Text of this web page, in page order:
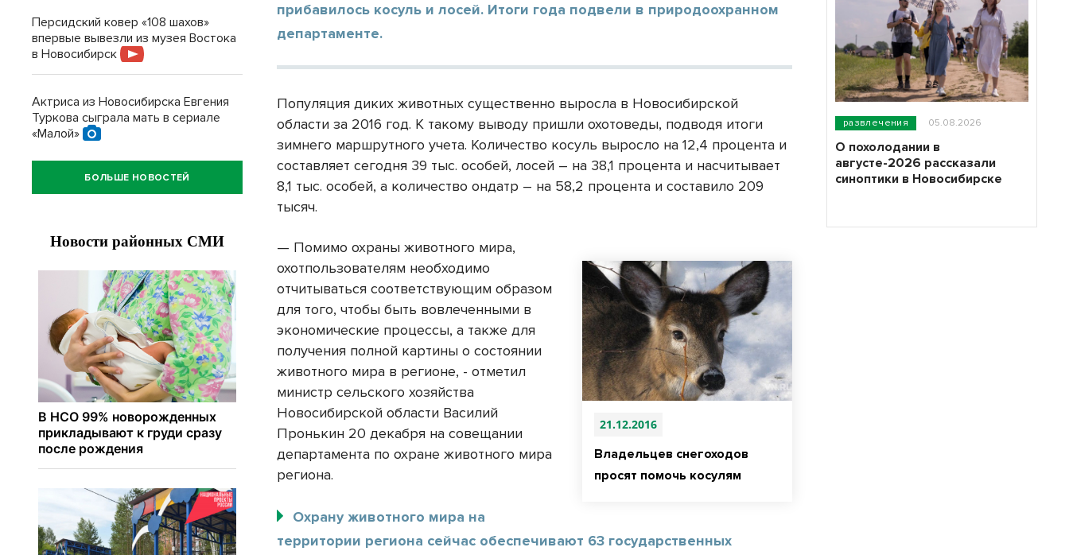
прибавилось косуль и лосей. Итоги года подвели в природоохранном
департаменте.
Популяция диких животных существенно выросла в Новосибирской
области за 2016 год. К такому выводу пришли охотоведы, подводя итоги
зимнего маршрутного учета. Количество косуль выросло на 12,4 процента и
составляет сегодня 39 тыс. особей, лосей – на 38,1 процента и насчитывает
8,1 тыс. особей, а количество ондатр – на 58,2 процента и составило 209
тысяч.
21.12.2016
Владельцев снегоходов
просят помочь косулям
— Помимо охраны животного мира,
охотпользователям необходимо
отчитываться соответствующим образом
для того, чтобы быть вовлеченными в
экономические процессы, а также для
получения полной картины о состоянии
животного мира в регионе, - отметил
министр сельского хозяйства
Новосибирской области Василий
Пронькин 20 декабря на совещании
департамента по охране животного мира
региона.
Охрану животного мира на
территории региона сейчас обеспечивают 63 государственных
Персидский ковер «108 шахов»
впервые вывезли из музея Востока
в Новосибирск
Актриса из Новосибирска Евгения
Туркова сыграла мать в сериале
«Малой»
БОЛЬШЕ НОВОСТЕЙ
развлечения 05.08.2026
О похолодании в
августе-2026 рассказали
синоптики в Новосибирске